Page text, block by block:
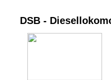
DSB -